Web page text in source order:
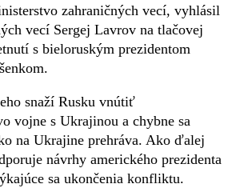
zahraničných vecí, vyhlásil
vecí Sergej Lavrov na tlačovej
s bieloruským prezidentom
snaží Rusku vnútiť
vojne s Ukrajinou a chybne sa
na Ukrajine prehráva. Ako ďalej
návrhy amerického prezidenta
sa ukončenia konfliktu.